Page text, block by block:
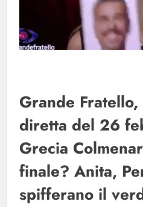
Grande
diretta del 26
Grecia
finale? Anita,
spifferano il